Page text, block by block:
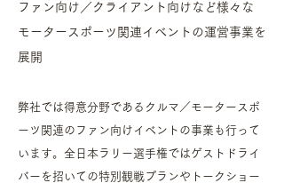
ファン向け／クライアント向けなど様々な
モータースポーツ関連イベントの運営事業を
展開
弊社では得意分野であるクルマ／モータースポ
ーツ関連のファン向けイベントの事業も行って
います。全日本ラリー選手権ではゲストドライ
バーを招いての特別観戦プランやトークショー